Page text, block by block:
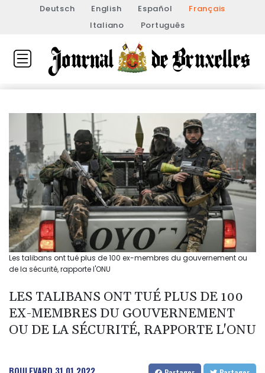
Deutsch English Español
Français
Italiano
Português
Les talibans ont tué plus de 100 ex-membres du gouvernement ou
de la sécurité, rapporte l'ONU
LES TALIBANS ONT TUÉ PLUS DE 100
EX-MEMBRES DU GOUVERNEMENT
OU DE LA SÉCURITÉ, RAPPORTE L'ONU